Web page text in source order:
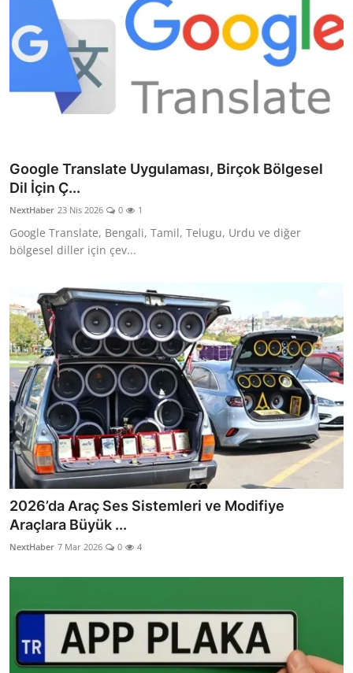
Google Translate Uygulaması, Birçok Bölgesel
Dil İçin Ç...
NextHaber 23 Nis 2026 0 1
Google Translate, Bengali, Tamil, Telugu, Urdu ve diğer
bölgesel diller için çev...
2026’da Araç Ses Sistemleri ve Modifiye
Araçlara Büyük ...
NextHaber 7 Mar 2026 0 4